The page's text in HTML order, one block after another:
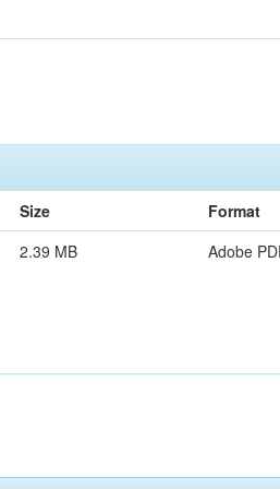
Size
Format
2.39 MB Adobe